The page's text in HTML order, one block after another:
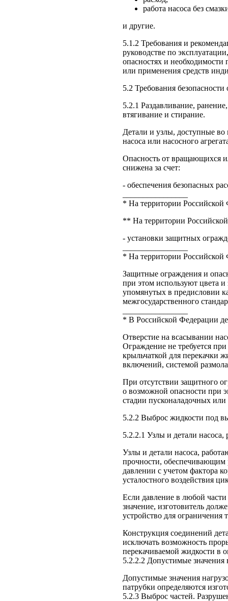
работа насоса без
и другие.
5.1.2 Требования и
руководстве по
опасностях и
или применения средств
5.2 Требования
5.2.1 Раздавливание,
втягивание и стирание.
Детали и узлы, доступные
насоса или насосного
Опасность от вращающихся
снижена за счет:
- обеспечения безопасных
* На территории
** На территории
- установки защитных
* На территории
Защитные ограждения и
при этом используют цвета
упомянутых в предисловии
межгосударственного
* В Российской Федерации
Отверстие на всасывании
Ограждение не требуется
крыльчаткой для перекачки
включений, системой
При отсутствии защитного
о возможной опасности при
стадии пусконаладочных
5.2.2 Выброс жидкости под
5.2.2.1 Узлы и детали
Узлы и детали насоса,
прочности, обеспечивающим
давлении с учетом фактора
усталостного воздействия
Если давление в любой
значение, изготовитель
устройство для ограничения
Конструкция соединений
исключать возможность
перекачиваемой жидкости в
5.2.2.2 Допустимые значения
Допустимые значения
патрубки определяются
5.2.3 Выброс частей.